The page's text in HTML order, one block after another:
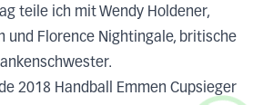
teile ich mit Wendy Holdener,
und Florence Nightingale, britische
2018 Handball Emmen Cupsieger